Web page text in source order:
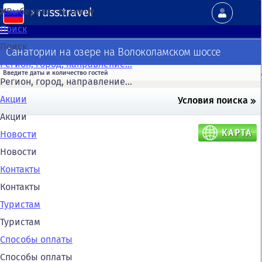
russ.travel
Выберите страницу
Поиск
Поиск
Регион, город, направление...
Регион, город, направление...
Акции
Акции
Новости
Новости
Контакты
Контакты
Туристам
Туристам
Способы оплаты
Способы оплаты
Санатории на озере на Волоколамском шоссе
Условия поиска